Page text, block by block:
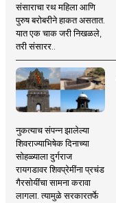
संसाराचा रथ महिला आणि
पुरुष बरोबरीने हाकत असतात.
यात एक चाक जरी निखळले,
तरी संसारर..
नुकत्याच संपन्न झालेल्या
शिवराज्याभिषेक दिनाच्या
सोहळ्याला दुर्गराज
रायगडावर शिवप्रेमींना प्रचंड
गैरसोयींचा सामना करावा
लागला. त्यामुळे सरकारतर्फे